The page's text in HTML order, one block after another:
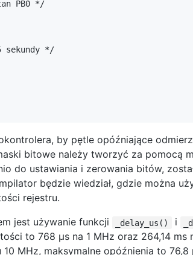
by pętle opóźniające
bitowe należy tworzyć za pomocą
do ustawiania i zerowania bitów,
będzie wiedział, gdzie można
rejestru.
jest używanie funkcji
_delay_us() i
to 768 µs na 1 MHz oraz 264,14 ms
MHz, maksymalne opóźnienia to 76,8